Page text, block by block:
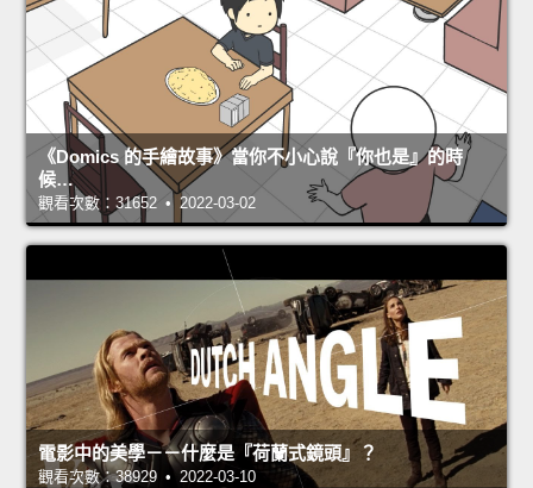
《Domics 的手繪故事》當你不小心說『你也是』的時
候…
觀看次數：31652 • 2022-03-02
電影中的美學－－什麼是『荷蘭式鏡頭』？
觀看次數：38929 • 2022-03-10